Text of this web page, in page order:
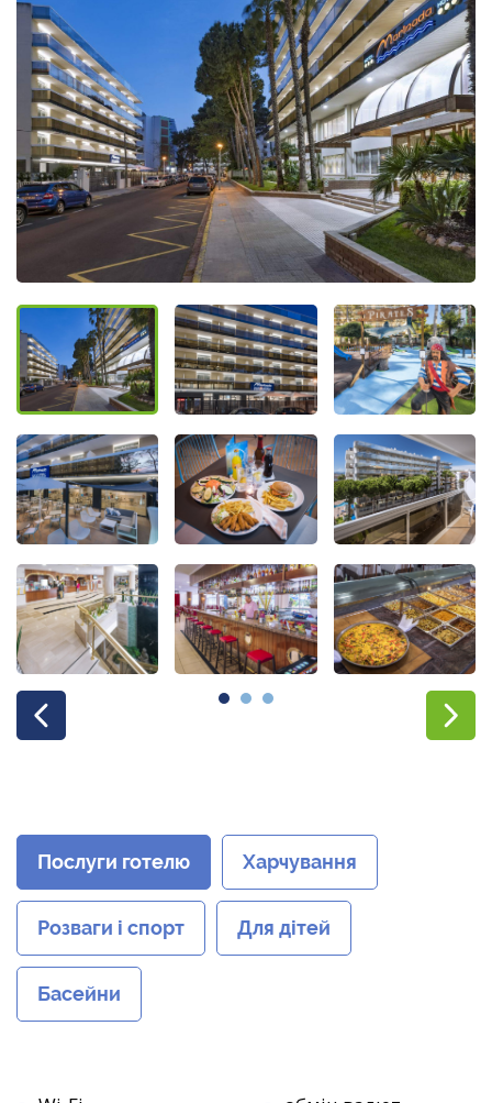
Послуги готелю Харчування
Розваги і спорт Для дітей
Басейни